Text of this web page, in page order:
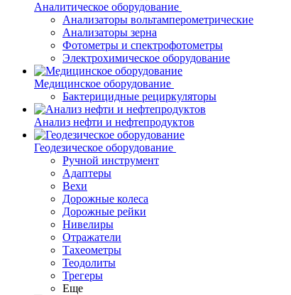
Аналитическое оборудование
Анализаторы вольтамперометрические
Анализаторы зерна
Фотометры и спектрофотометры
Электрохимическое оборудование
Медицинское оборудование
Бактерицидные рециркуляторы
Анализ нефти и нефтепродуктов
Геодезическое оборудование
Ручной инструмент
Адаптеры
Вехи
Дорожные колеса
Дорожные рейки
Нивелиры
Отражатели
Тахеометры
Теодолиты
Трегеры
Еще